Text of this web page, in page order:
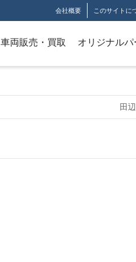
会社概要 このサイトに
車両販売・買取 オリジナルパ
田